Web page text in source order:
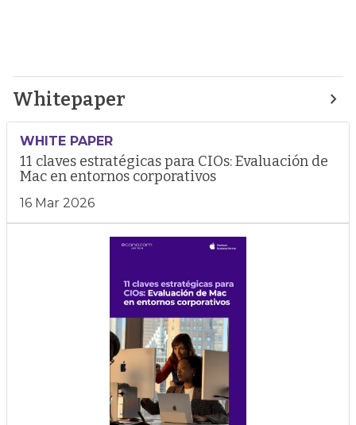
Whitepaper
WHITE PAPER
11 claves estratégicas para CIOs: Evaluación de
Mac en entornos corporativos
16 Mar 2026